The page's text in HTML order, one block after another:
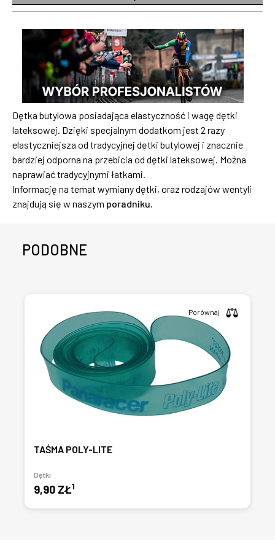
Dętka butylowa posiadająca elastyczność i wagę dętki
lateksowej. Dzięki specjalnym dodatkom jest 2 razy
elastyczniejsza od tradycyjnej dętki butylowej i znacznie
bardziej odporna na przebicia od dętki lateksowej. Można
naprawiać tradycyjnymi łatkami.
Informację na temat wymiany dętki, oraz rodzajów wentyli
znajdują się w naszym poradniku.
PODOBNE
TAŚMA POLY-LITE
Dętki
9,90 ZŁ1
Porównaj